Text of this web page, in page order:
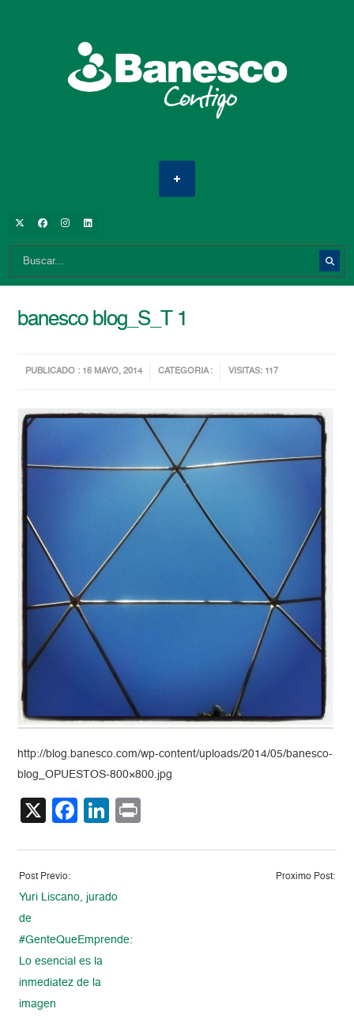
banesco blog_S_T 1
PUBLICADO : 16 MAYO, 2014 CATEGORIA : VISITAS: 117
http://blog.banesco.com/wp-content/uploads/2014/05/banesco-
blog_OPUESTOS-800×800.jpg
X Facebook
LinkedIn
Post Previo:
Yuri Liscano, jurado
de
#GenteQueEmprende:
Lo esencial es la
inmediatez de la
imagen
Proximo Post: